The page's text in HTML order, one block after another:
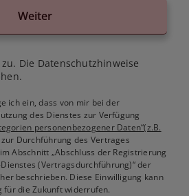
Weiter
zu. Die Datenschutzhinweise
ich ein, dass von mir bei der
des Dienstes zur Verfügung
personenbezogener Daten“(z.B.
zur Durchführung des Vertrages
Abschnitt „Abschluss der Registrierung
(Vertragsdurchführung)“ der
beschrieben. Diese Einwilligung kann
für die Zukunft widerrufen.